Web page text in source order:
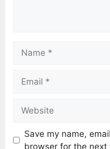
Save my name,
browser for the next